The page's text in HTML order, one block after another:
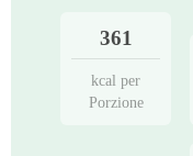
361
kcal per
Porzione